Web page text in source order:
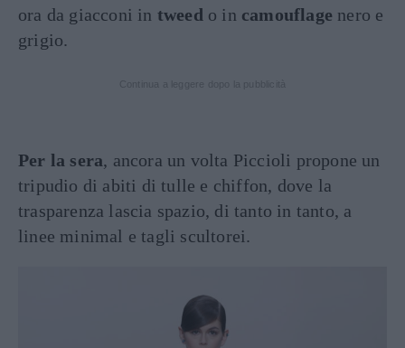
ora da giacconi in tweed o in camouflage nero e
grigio.
Per la sera, ancora un volta Piccioli propone un
tripudio di abiti di tulle e chiffon, dove la
trasparenza lascia spazio, di tanto in tanto, a
linee minimal e tagli scultorei.